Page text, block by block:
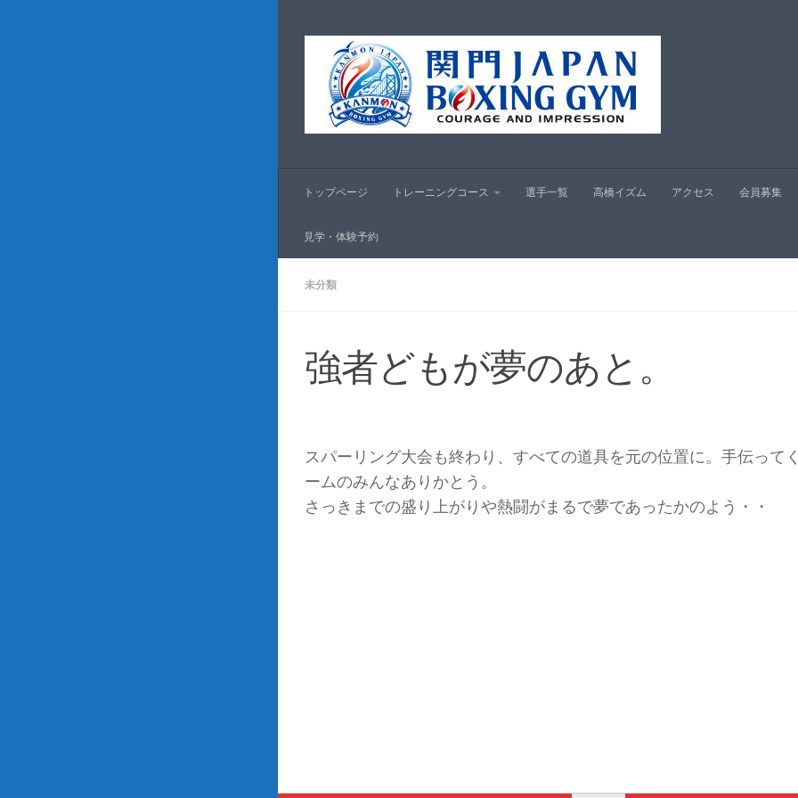
トップページ トレーニングコース 選手一覧 高橋イズム アクセス 会員募集
見学・体験予約
未分類
強者どもが夢のあと。
スパーリング大会も終わり、すべての道具を元の位置に。手伝って
ームのみんなありかとう。
さっきまでの盛り上がりや熱闘がまるで夢であったかのよう・